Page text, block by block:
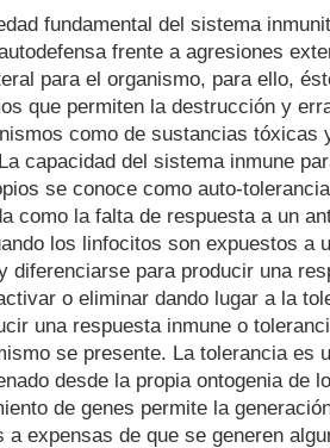
fundamental del sistema
frente a agresiones
para el organismo, para ello,
que permiten la destrucción y
como de sustancias tóxicas
capacidad del sistema inmune
se conoce como auto-
como la falta de respuesta a un
los linfocitos son expuestos a
diferenciarse para producir una
o eliminar dando lugar a la
una respuesta inmune o
se presente. La tolerancia es
desde la propia ontogenia de
de genes permite la
a expensas de que se generen